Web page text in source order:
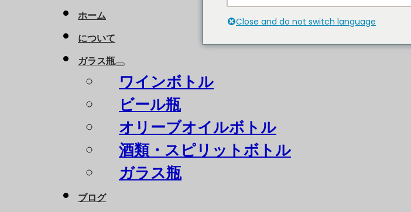
ホーム
について
ガラス瓶
ワインボトル
ビール瓶
オリーブオイルボトル
酒類・スピリットボトル
ガラス瓶
ブログ
Close and do not switch language